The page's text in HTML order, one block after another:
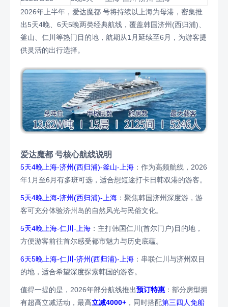
2026年上半年，爱达魔都 号将持续以上海为母港，密集推
出5天4晚、6天5晚两类经典航线，覆盖韩国济州(西归浦)、
釜山、仁川等热门目的地，航期从1月延续至6月，为游客提
供灵活的出行选择。
爱达魔都 号核心航线说明
5天4晚上海-济州(西归浦)-釜山-上海 ：作为高频航线，2026
年1月至6月有多班可选，适合想短途打卡日韩双港的游客。
5天4晚上海-济州(西归浦)-上海 ：聚焦韩国济州深度游，游
客可充分体验济州岛的自然风光与民俗文化。
5天4晚上海-仁川-上海 ：主打韩国仁川(首尔门户)目的地，
方便游客前往首尔感受都市魅力与历史底蕴。
6天5晚上海-仁川-济州(西归浦)-上海 ：串联仁川与济州双目
的地，适合希望深度探索韩国的游客。
值得一提的是，2026年部分航线推出预订特惠 ：部分房型拥
有超高立减活动，最高立减4000+ ，同时搭配第三四人免船